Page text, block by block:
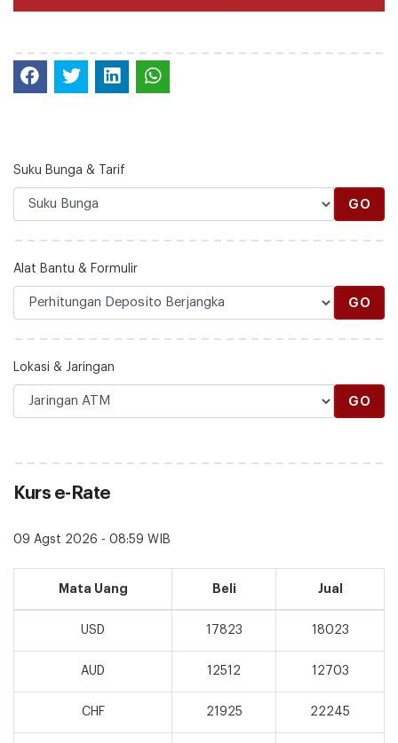
Suku Bunga & Tarif
GO
Alat Bantu & Formulir
GO
Lokasi & Jaringan
GO
Kurs e-Rate
09 Agst 2026 - 08:59 WIB
Mata Uang Beli Jual
USD 17823 18023
AUD 12512 12703
CHF 21925 22245